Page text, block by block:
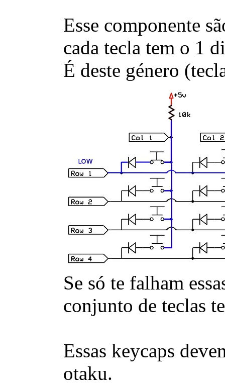
Esse componente
cada tecla tem o 1
É deste género
Se só te falham
conjunto de teclas
Essas keycaps
otaku.